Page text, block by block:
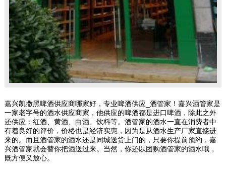
嘉兴凯撒黑啤酒供应商哪家好，专业啤酒供应_酒管家！嘉兴酒管家是
一家老字号的酒水供应商家，他供应的啤酒都是进口啤酒，除此之外
还供应：红酒、黄酒、白酒、饮料等。酒管家的酒水一直在消费者中
有着良好的评价，价格也是经济实惠，因为是从酒水生产厂家直接进
来的。而且酒管家的酒水还是同城送货上门的，只要你提前预约，嘉
兴酒管家就会替你把酒送过来。当然，你还以团购酒管家的酒水哦，
既方便又放心。